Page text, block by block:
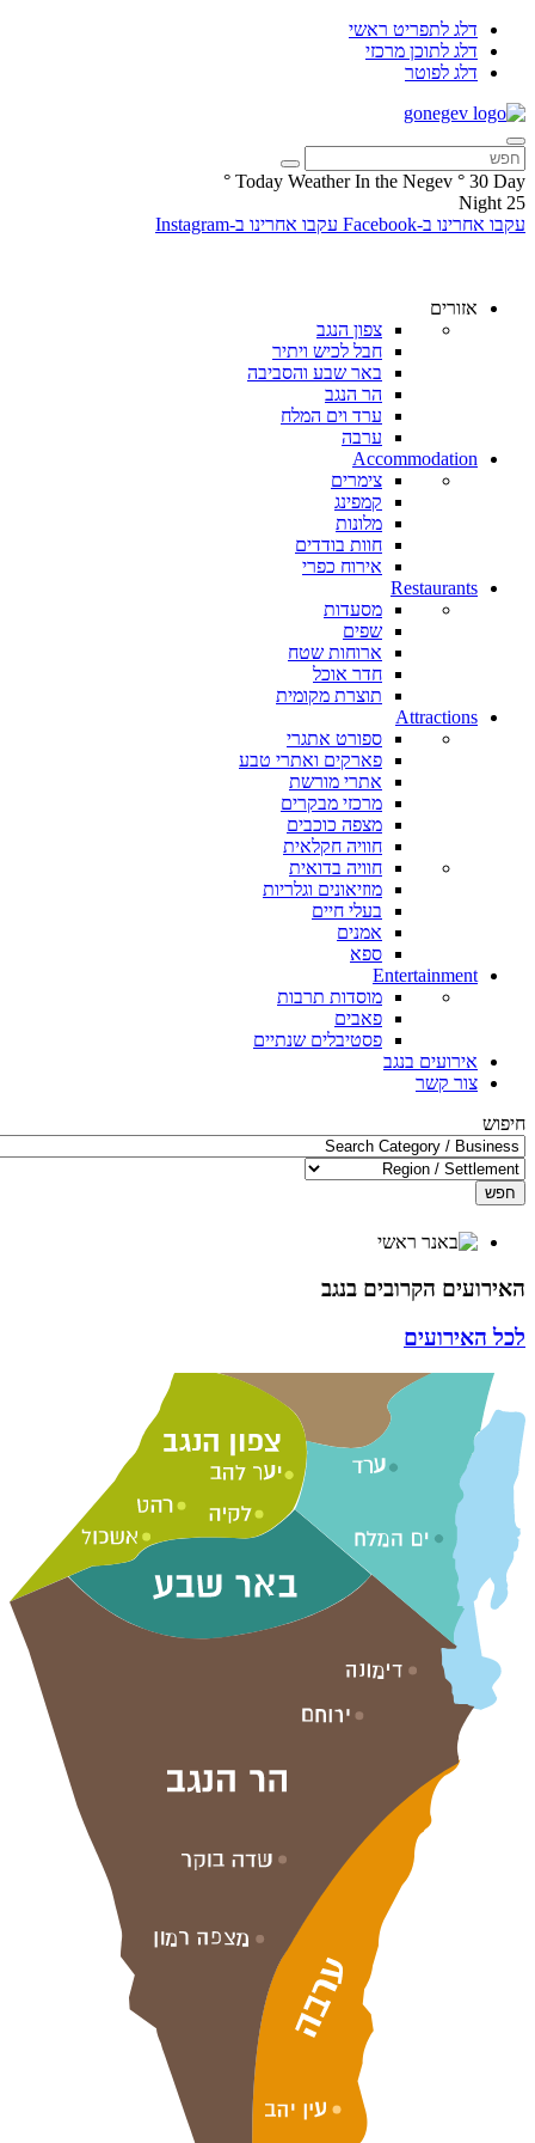
דלג לתפריט ראשי
דלג לתוכן מרכזי
דלג לפוטר
Today Weather In the Negev ° 30 Day
°
25
Night
עקבו אחרינו ב-Facebook
עקבו אחרינו ב-Instagram
אזורים
צפון הנגב
חבל לכיש ויתיר
באר שבע והסביבה
הר הנגב
ערד וים המלח
ערבה
Accommodation
צימרים
קמפינג
מלונות
חוות בודדים
אירוח כפרי
Restaurants
מסעדות
שפים
ארוחות שטח
חדר אוכל
תוצרת מקומית
Attractions
ספורט אתגרי
פארקים ואתרי טבע
אתרי מורשת
מרכזי מבקרים
מצפה כוכבים
חוויה חקלאית
חוויה בדואית
מוזיאונים וגלריות
בעלי חיים
אמנים
ספא
Entertainment
מוסדות תרבות
פאבים
פסטיבלים שנתיים
אירועים בנגב
צור קשר
חיפוש
חפש
האירועים הקרובים בנגב
לכל האירועים